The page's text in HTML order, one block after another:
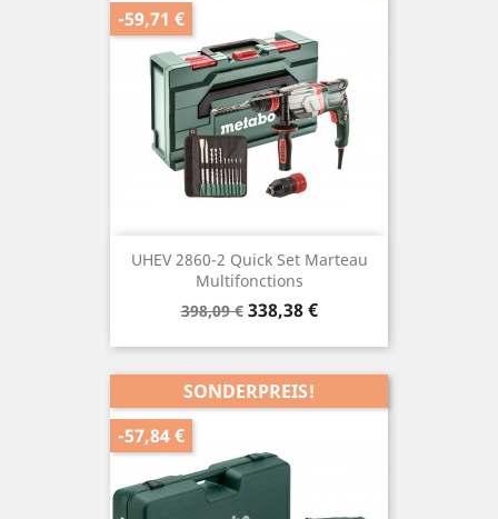
UHEV 2860-2 Quick Set Marteau
Multifonctions
Verkaufspreis
398,09 € Preis
338,38 €
-59,71 €
SONDERPREIS!
-57,84 €